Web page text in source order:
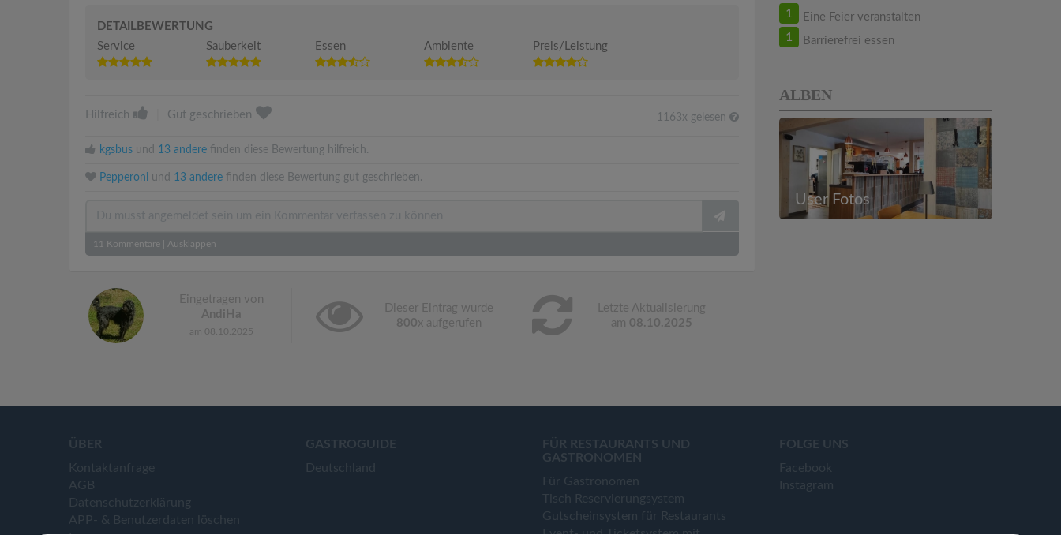
DETAILBEWERTUNG
Service
Sauberkeit Essen Ambiente Preis/Leistung
Hilfreich Gut geschrieben 1163x gelesen
kgsbus und 13 andere finden diese Bewertung hilfreich.
Pepperoni und 13 andere finden diese Bewertung gut geschrieben.
11 Kommentare Ausklappen
Eingetragen von
AndiHa
am 08.10.2025
Dieser Eintrag wurde
800x aufgerufen
Letzte Aktualisierung
am 08.10.2025
1 Eine Feier veranstalten
1 Barrierefrei essen
ALBEN
User Fotos
ÜBER
Kontaktanfrage
AGB
Datenschutzerklärung
APP- & Benutzerdaten löschen
GASTROGUIDE
Deutschland
FÜR RESTAURANTS UND
GASTRONOMEN
Für Gastronomen
Tisch Reservierungsystem
Gutscheinsystem für Restaurants
FOLGE UNS
Facebook
Instagram